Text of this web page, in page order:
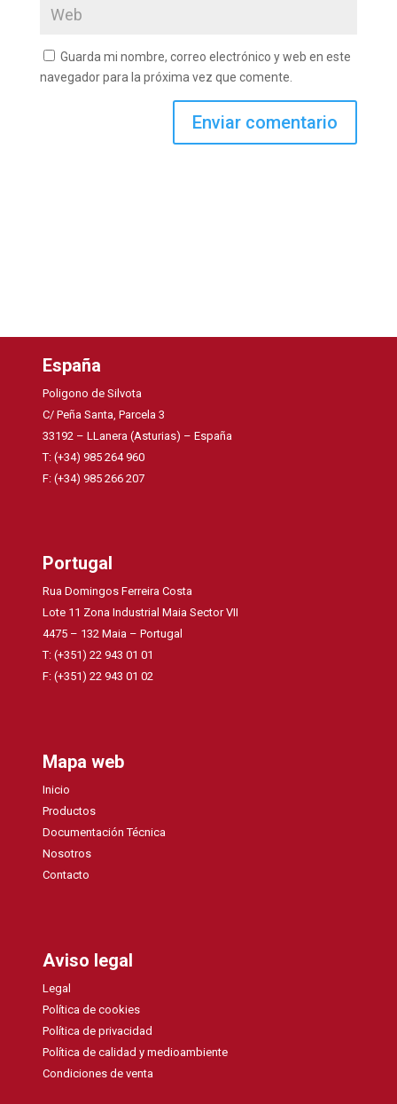
Guarda mi nombre, correo electrónico y web en este
navegador para la próxima vez que comente.
España
Poligono de Silvota
C/ Peña Santa, Parcela 3
33192 – LLanera (Asturias) – España
T: (+34) 985 264 960
F: (+34) 985 266 207
Portugal
Rua Domingos Ferreira Costa
Lote 11 Zona Industrial Maia Sector VII
4475 – 132 Maia – Portugal
T: (+351) 22 943 01 01
F: (+351) 22 943 01 02
Mapa web
Inicio
Productos
Documentación Técnica
Nosotros
Contacto
Aviso legal
Legal
Política de cookies
Política de privacidad
Política de calidad y medioambiente
Condiciones de venta